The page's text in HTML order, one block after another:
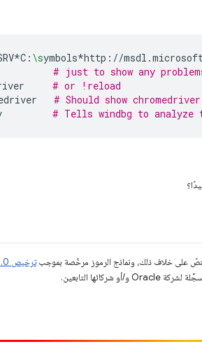
\symbols*http://
# just to show any
# or !reload
# Should show
# Tells windbg to analyze
على خلاف ذلك، ونماذج الرموز مرخّصة بموجبترخيص Apache 2.0‏